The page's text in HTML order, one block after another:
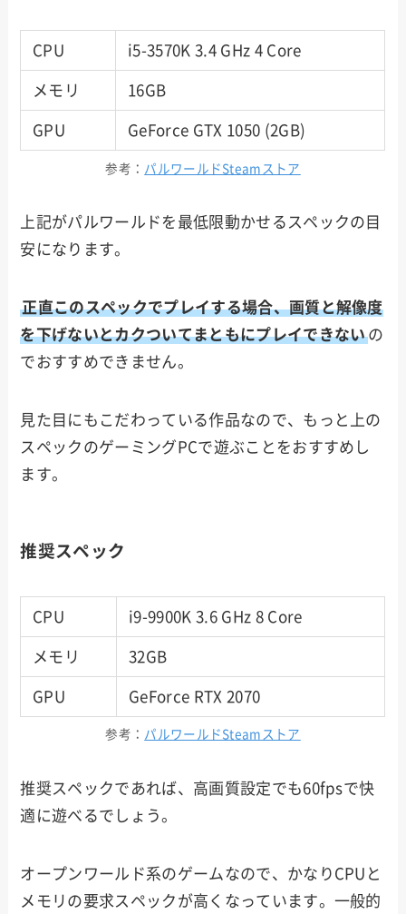
CPU i5-3570K 3.4 GHz 4 Core
メモリ 16GB
GPU GeForce GTX 1050 (2GB)
参考： パルワールドSteamストア
上記がパルワールドを最低限動かせるスペックの目
安になります。
正直このスペックでプレイする場合、画質と解像度
を下げないとカクついてまともにプレイできないの
でおすすめできません。
見た目にもこだわっている作品なので、もっと上の
スペックのゲーミングPCで遊ぶことをおすすめし
ます。
推奨スペック
CPU i9-9900K 3.6 GHz 8 Core
メモリ 32GB
GPU GeForce RTX 2070
参考： パルワールドSteamストア
推奨スペックであれば、高画質設定でも60fpsで快
適に遊べるでしょう。
オープンワールド系のゲームなので、かなりCPUと
メモリの要求スペックが高くなっています。一般的